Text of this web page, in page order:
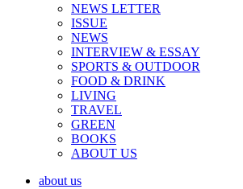
NEWS LETTER
ISSUE
NEWS
INTERVIEW & ESSAY
SPORTS & OUTDOOR
FOOD & DRINK
LIVING
TRAVEL
GREEN
BOOKS
ABOUT US
about us